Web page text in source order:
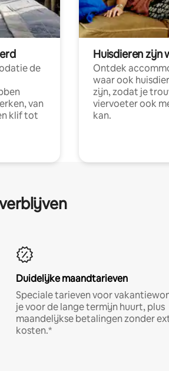
de
van
klif tot
Huisdieren zijn
Ontdek
waar ook
zijn, zodat je
viervoeter ook
kan.
Duidelijke maandtarieven
Speciale tarieven voor
je voor de lange termijn huurt, plus
maandelijkse betalingen zonder
kosten.*